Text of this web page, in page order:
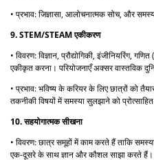
• प्रभाव: जिज्ञासा, आलोचनात्मक सोच, और
9. STEM/STEAM एकीकरण
• विवरण: विज्ञान, प्रौद्योगिकी, इंजीनियरिंग,
एकीकृत करना। परियोजनाएँ अक्सर वास्तविक
• प्रभाव: भविष्य के करियर के लिए छात्रों को
तकनीकी विषयों में समस्या सुलझाने को
10. सहयोगात्मक सीखना
• विवरण: छात्र समूहों में काम करते हैं ताकि
एक-दूसरे के साथ ज्ञान और कौशल साझा करते हैं।